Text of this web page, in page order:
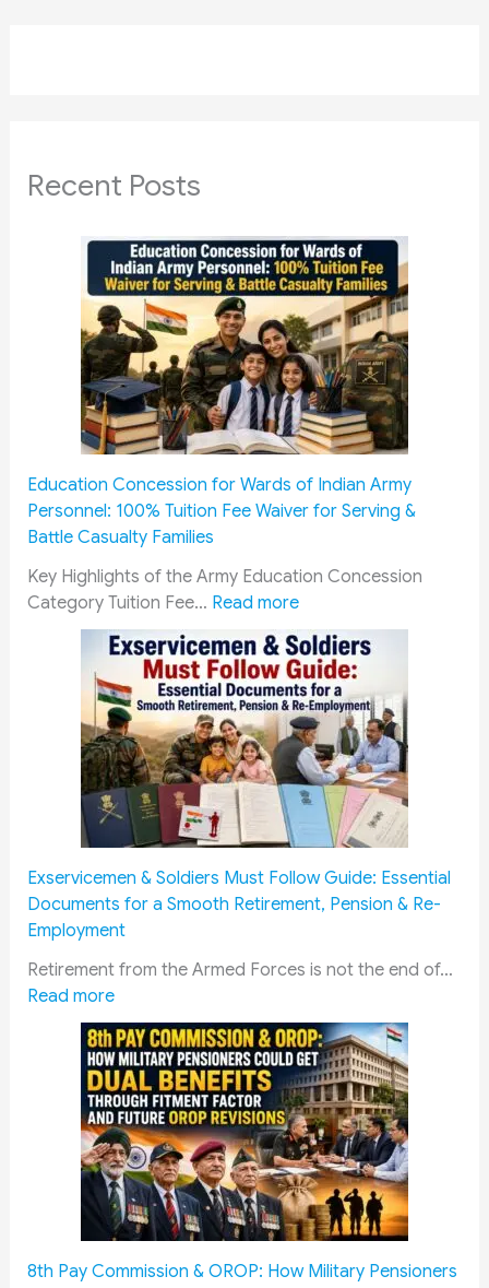
Recent Posts
Education Concession for Wards of Indian Army
Personnel: 100% Tuition Fee Waiver for Serving &
Battle Casualty Families
Key Highlights of the Army Education Concession
Category Tuition Fee… Read more:
E
d
u
c
a
t
i
o
n
o
n
e
s
i
o
n
f
o
r
W
a
d
Exservicemen & Soldiers Must Follow Guide: Essential
Documents for a Smooth Retirement, Pension & Re-
Employment
Retirement from the Armed Forces is not the end of…
Read more:
E
x
s
e
r
v
i
c
e
e
8th Pay Commission & OROP: How Military Pensioners